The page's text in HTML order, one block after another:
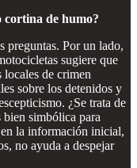
cortina de humo?
preguntas. Por un lado,
sugiere que
locales de crimen
sobre los detenidos y
¿Se trata de
simbólica para
la información inicial,
no ayuda a despejar